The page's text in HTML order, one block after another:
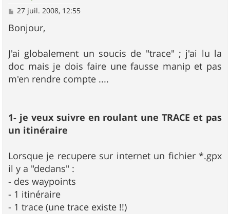
M
s
s
g
e
27 juil. 2008, 12:55
Bonjour,
J'ai globalement un soucis de "trace" ; j'ai lu la
doc mais je dois faire une fausse manip et pas
m'en rendre compte ....
1- je veux suivre en roulant une TRACE et pas
un itinéraire
Lorsque je recupere sur internet un fichier *.gpx
il y a "dedans" :
- des waypoints
- 1 itinéraire
- 1 trace (une trace existe !!)